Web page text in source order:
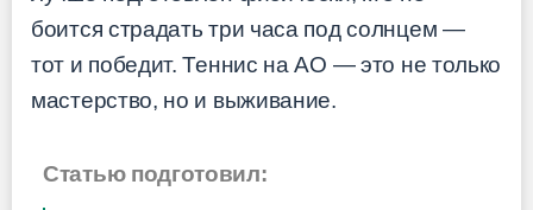
боится страдать три часа под солнцем —
тот и победит. Теннис на AO — это не только
мастерство, но и выживание.
Статью подготовил: